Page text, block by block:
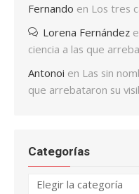
Fernando en Los tres
Lorena Fernández
ciencia a las que
Antonoi en Las sin
que arrebataron su
Categorías
Categorías